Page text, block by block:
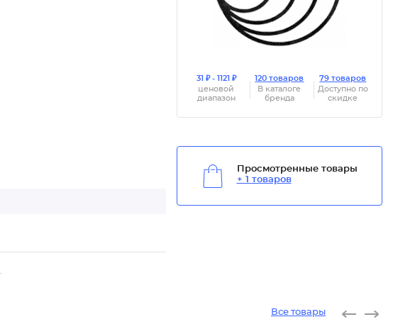
31 ₽ - 1121 ₽
ценовой
диапазон
120 товаров
В каталоге
бренда
79 товаров
Доступно по
скидке
Просмотренные товары
+ 1 товаров
Все товары